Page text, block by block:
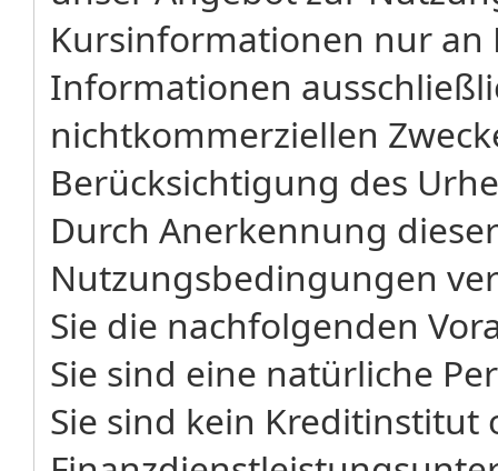
Kursinformationen nur an
Informationen
nichtkommerziellen
Berücksichtigung des
Durch Anerkennung
Nutzungsbedingungen
Sie die nachfolgenden
Sie sind eine natürliche
Sie sind kein Kreditinstitut